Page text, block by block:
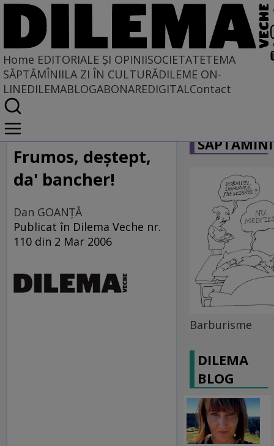
Home EDITORIALE ȘI OPINIISOCIETATETEMA
SĂPTĂMÎNIILA ZI ÎN CULTURĂDILEME ON-
LINEDILEMABLOGABONAREDIGITALContact
Home
EDITORIALE ȘI OPINII
TÎLC SHOW
Frumos, deştept,
da' bancher!
Dan GOANŢĂ
Publicat în Dilema Veche nr.
110 din 2 Mar 2006
Barburisme
DILEMA
BLOG